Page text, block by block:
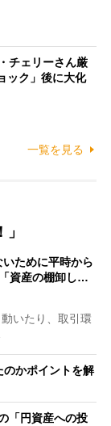
チェリーさん厳
ック」後に大化
一覧を見る
いために平時から
資産の棚卸し…
いたり、取引環
かポイントを解
「円資産への投